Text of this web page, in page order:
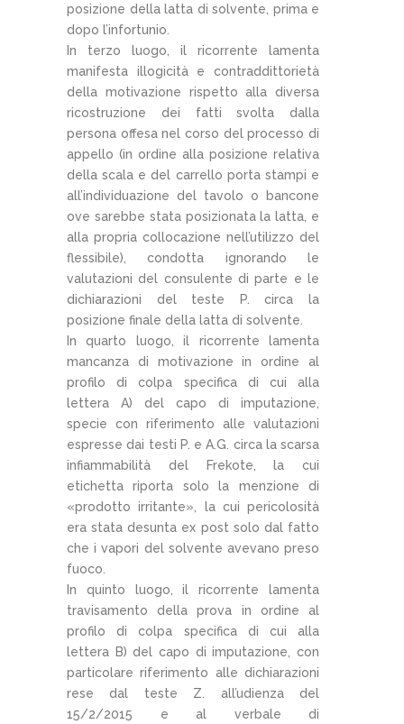
posizione della latta di solvente, prima e
dopo l’infortunio.
In terzo luogo, il ricorrente lamenta
manifesta illogicità e contraddittorietà
della motivazione rispetto alla diversa
ricostruzione dei fatti svolta dalla
persona offesa nel corso del processo di
appello (in ordine alla posizione relativa
della scala e del carrello porta stampi e
all’individuazione del tavolo o bancone
ove sarebbe stata posizionata la latta, e
alla propria collocazione nell’utilizzo del
flessibile), condotta ignorando le
valutazioni del consulente di parte e le
dichiarazioni del teste P. circa la
posizione finale della latta di solvente.
In quarto luogo, il ricorrente lamenta
mancanza di motivazione in ordine al
profilo di colpa specifica di cui alla
lettera A) del capo di imputazione,
specie con riferimento alle valutazioni
espresse dai testi P. e A.G. circa la scarsa
infiammabilità del Frekote, la cui
etichetta riporta solo la menzione di
«prodotto irritante», la cui pericolosità
era stata desunta ex post solo dal fatto
che i vapori del solvente avevano preso
fuoco.
In quinto luogo, il ricorrente lamenta
travisamento della prova in ordine al
profilo di colpa specifica di cui alla
lettera B) del capo di imputazione, con
particolare riferimento alle dichiarazioni
rese dal teste Z. all’udienza del
15/2/2015 e al verbale di